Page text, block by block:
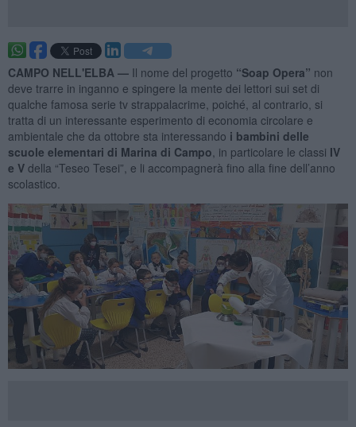
CAMPO NELL'ELBA — Il nome del progetto “Soap Opera” non
deve trarre in inganno e spingere la mente dei lettori sui set di
qualche famosa serie tv strappalacrime, poiché, al contrario, si
tratta di un interessante esperimento di economia circolare e
ambientale che da ottobre sta interessando i bambini delle
scuole elementari di Marina di Campo , in particolare le classi IV
e V della “Teseo Tesei”, e li accompagnerà fino alla fine dell’anno
scolastico.